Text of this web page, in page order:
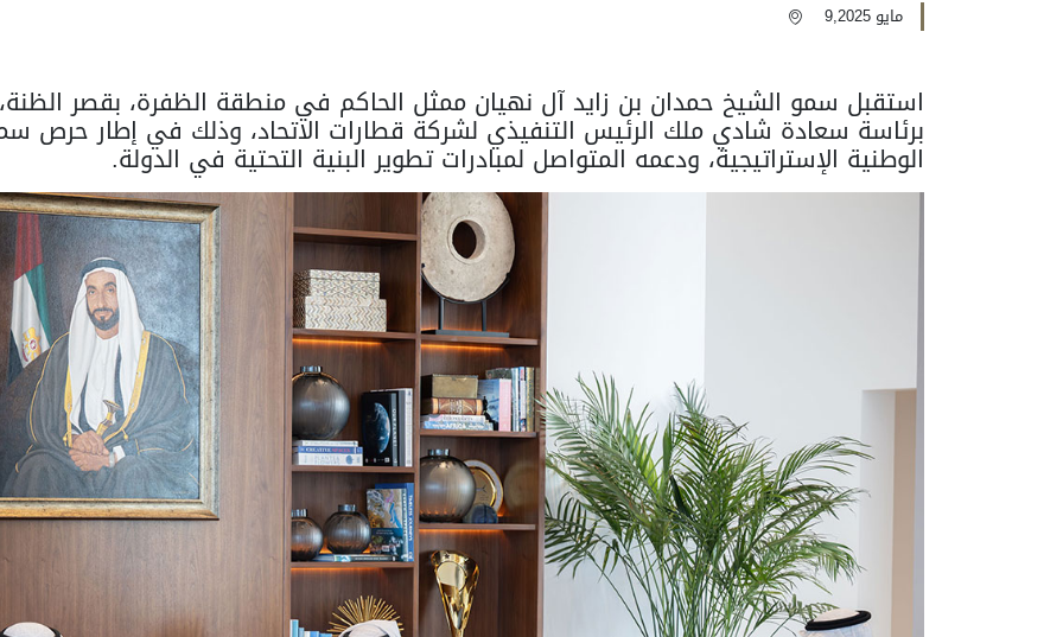
مايو 9,2025
استقبل سمو الشيخ حمدان بن زايد آل نهيان ممثل الحاكم في منطقة الظفرة، بقصر
برئاسة سعادة شادي ملك الرئيس التنفيذي لشركة قطارات الاتحاد، وذلك في إطار حرص
الوطنية الإستراتيجية، ودعمه المتواصل لمبادرات تطوير البنية التحتية في الدولة.